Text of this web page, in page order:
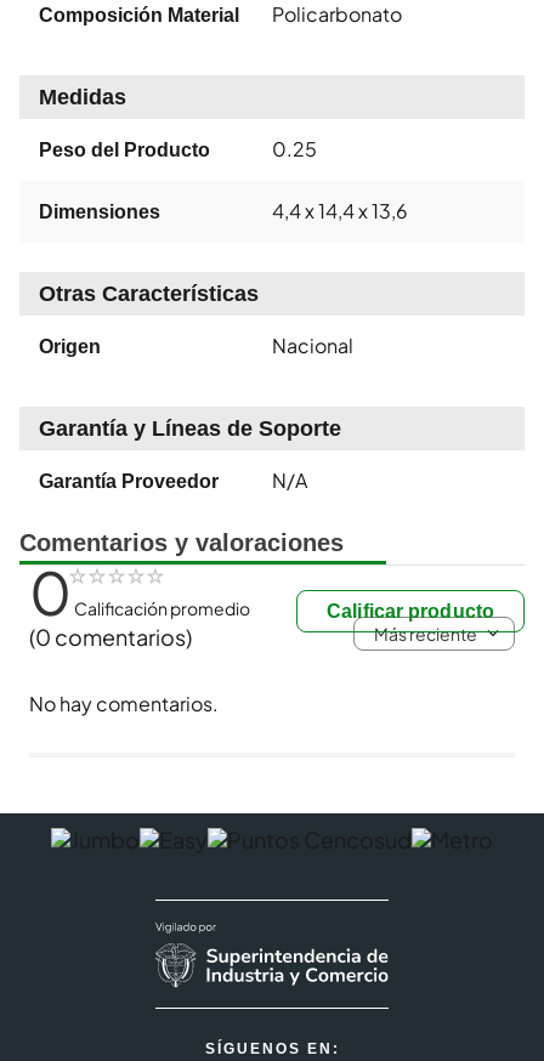
Composición Material Policarbonato
Medidas
Peso del Producto 0.25
Dimensiones 4,4 x 14,4 x 13,6
Otras Características
Origen Nacional
Garantía y Líneas de Soporte
Garantía Proveedor N/A
Comentarios y valoraciones
Calificar producto
☆☆☆☆☆
0Calificación promedio
(0 comentarios) Más reciente
No hay comentarios.
SÍGUENOS EN: